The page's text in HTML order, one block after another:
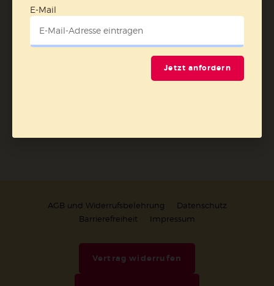
Weiterführende Informationen finden Sie in unseren
Datenschutzhinweisen.
E-Mail
AGB und Widerrufsbelehrung
Datenschutz
Barrierefreiheit
Impressum
Vertrag widerrufen
E-Mail
Jetzt anfordern